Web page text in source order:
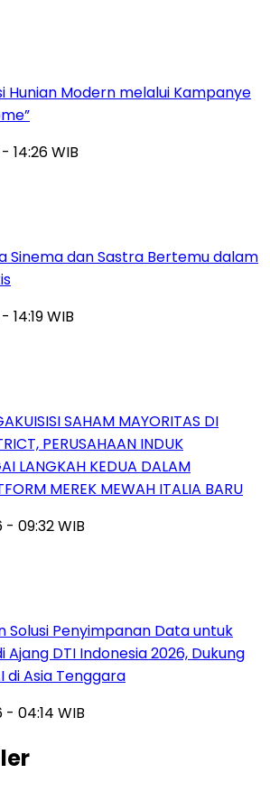
Hunian Modern melalui Kampanye
14:26 WIB
Sinema dan Sastra Bertemu dalam
14:19 WIB
SAHAM MAYORITAS DI
PERUSAHAAN INDUK
LANGKAH KEDUA DALAM
MEREK MEWAH ITALIA BARU
09:32 WIB
Solusi Penyimpanan Data untuk
Ajang DTI Indonesia 2026, Dukung
di Asia Tenggara
04:14 WIB